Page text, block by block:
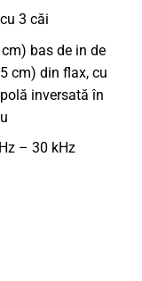
3 căi
bas de in de
cm) din flax, cu
inversată în
– 30 kHz